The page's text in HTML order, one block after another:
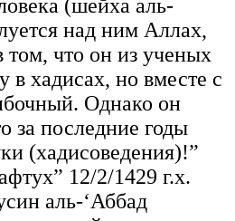
(шейха аль-
над ним Аллах,
том, что он из ученых
в хадисах, но вместе с
Однако он
за последние годы
(хадисоведения)!”
12/2/1429 г.х.
аль-‘Аббад